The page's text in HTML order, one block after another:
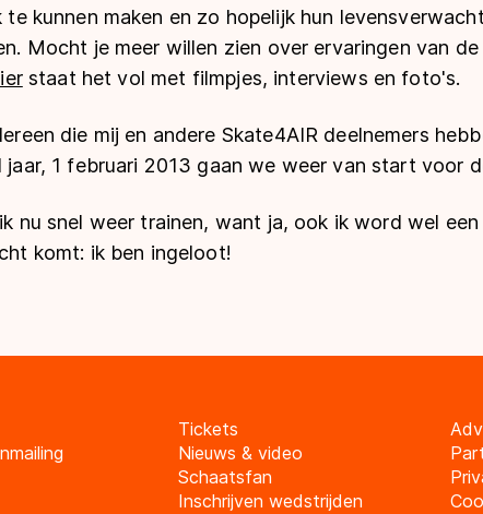
te kunnen maken en zo hopelijk hun
Mocht je meer willen zien over ervaringen van
staat het vol met filmpjes, interviews en foto's.
die mij en andere Skate4AIR deelnemers
jaar, 1 februari 2013 gaan we weer van start voor
nu snel weer trainen, want ja, ook ik word wel
komt: ik ben ingeloot!
Tickets
Nieuws & video
Schaatsfan
Inschrijven wedstrijden